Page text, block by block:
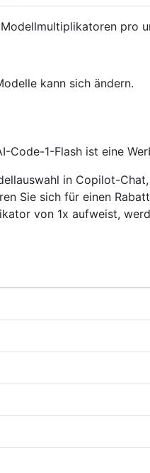
pro
kann sich ändern.
Code-1-Flash ist eine
in Copilot-
Sie sich für einen
von 1x aufweist,